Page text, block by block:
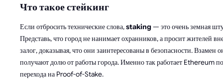
Что такое стейкинг
Если отбросить технические слова,staking— это очень земная
Представь, что город не нанимает охранников, а просит жителей
залог, доказывая, что они заинтересованы в безопасности. Взамен
получают долю от работы города. Именно так работает Ethereum
перехода на Proof-of-Stake.